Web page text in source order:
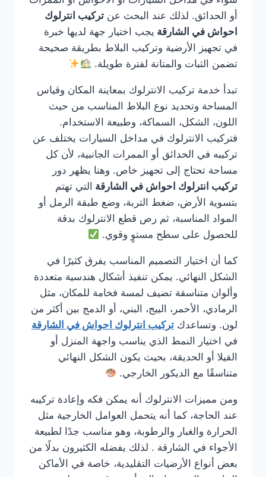
أو الحدائق. لذلك عند البحث عن تركيب انترلوك
احواش في الشارقة يجب اختيار جهة لديها خبرة
في تجهيز الأرضية وتركيب البلاط بطريقة صحيحة
تضمن الثبات والمتانة لفترة طويلة.
تبدأ خدمة تركيب الانترلوك بمعاينة المكان وقياس
المساحة وتحديد نوع البلاط المناسب من حيث
اللون، الشكل، السماكة، وطبيعة الاستخدام.
فتركيب الانترلوك في مداخل السيارات يختلف عن
تركيبه في الحدائق أو الممرات الجانبية، لأن كل
مساحة تحتاج إلى تجهيز خاص. وهنا يظهر دور
تركيب انترلوك احواش في الشارقة التي تهتم
بتسوية الأرض، ضغط التربة، وضع طبقة الرمل أو
المواد المناسبة، ثم رص قطع الانترلوك بدقة
للحصول على سطح مستوٍ وقوي.
كما أن اختيار التصميم المناسب يفرق كثيرًا في
الشكل النهائي. يمكن تنفيذ أشكال هندسية متعددة
وألوان متناسقة تضيف لمسة فخامة للمكان، مثل
الرمادي، الأحمر، البيج، البني، أو الدمج بين أكثر من
لون. وتساعدك تركيب انترلوك احواش في الشارقة
في اختيار النمط الذي يناسب واجهة المنزل أو
الفيلا أو الحديقة، بحيث يكون الشكل النهائي
متناسقًا مع الديكور الخارجي.
ومن مميزات الانترلوك أنه يمكن فكه وإعادة تركيبه
عند الحاجة، كما أنه يتحمل العوامل الخارجية مثل
الحرارة والغبار والرطوبة، وهو مناسب جدًا لطبيعة
الأجواء في الشارقة . لذلك يفضله الكثيرون بدلًا من
بعض أنواع الأرضيات التقليدية، خاصة في الأماكن